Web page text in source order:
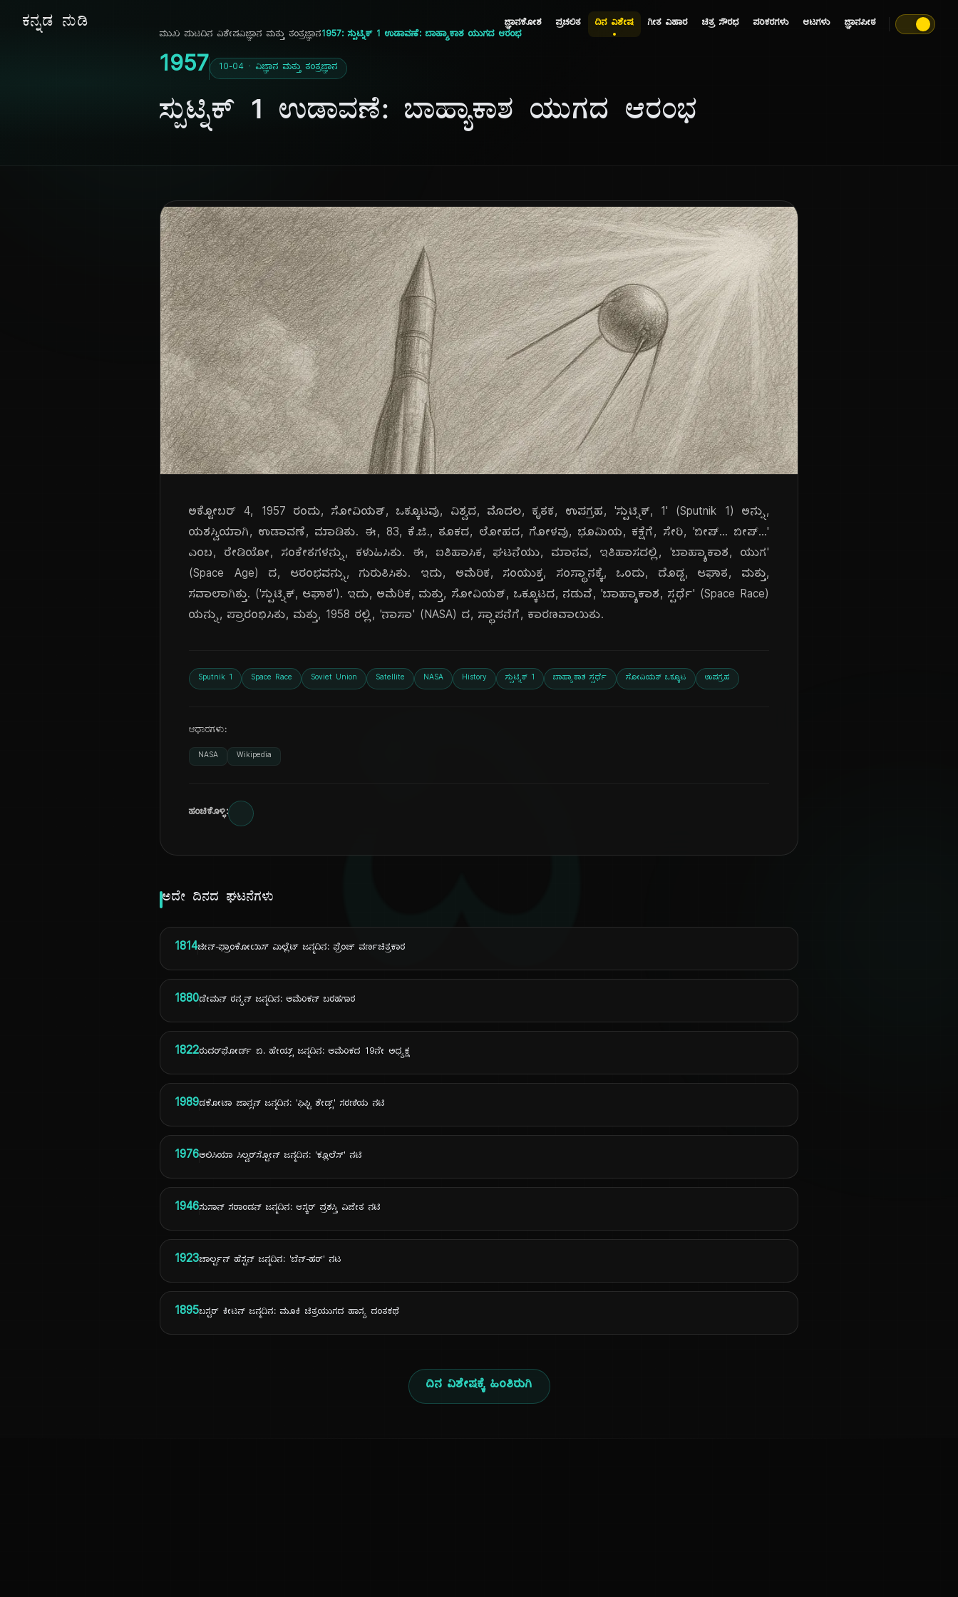
ಕನ್ನಡ ನುಡಿ ಜ್ಞಾನಕೋಶ ಪ್ರಚಲಿತ ದಿನ ವಿಶೇಷ ಗೀತ ವಿಹಾರ ಚಿತ್ರ ಸೌರಭ ಪರಿಕರಗಳು ಆಟಗಳು ಜ್ಞಾನಪೀಠ
ದಿ
ಮುಖ ಪುಟದಿನ ವಿಶೇಷವಿಜ್ಞಾನ ಮತ್ತು ತಂತ್ರಜ್ಞಾನ1957: ಸ್ಪುಟ್ನಿಕ್ 1 ಉಡಾವಣೆ: ಬಾಹ್ಯಾಕಾಶ ಯುಗದ ಆರಂಭ
1957 10-04 · ವಿಜ್ಞಾನ ಮತ್ತು ತಂತ್ರಜ್ಞಾನ
ಸ್ಪುಟ್ನಿಕ್ 1 ಉಡಾವಣೆ: ಬಾಹ್ಯಾಕಾಶ ಯುಗದ ಆರಂಭ
ಅಕ್ಟೋಬರ್ 4, 1957 ರಂದು, ಸೋವಿಯತ್, ಒಕ್ಕೂಟವು, ವಿಶ್ವದ, ಮೊದಲ, ಕೃತಕ, ಉಪಗ್ರಹ, 'ಸ್ಪುಟ್ನಿಕ್, 1' (Sputnik 1) ಅನ್ನು,
ಯಶಸ್ವಿಯಾಗಿ, ಉಡಾವಣೆ, ಮಾಡಿತು. ಈ, 83, ಕೆ.ಜಿ., ತೂಕದ, ಲೋಹದ, ಗೋಳವು, ಭೂಮಿಯ, ಕಕ್ಷೆಗೆ, ಸೇರಿ, 'ಬೀಪ್... ಬೀಪ್...'
ಎಂಬ, ರೇಡಿಯೋ, ಸಂಕೇತಗಳನ್ನು, ಕಳುಹಿಸಿತು. ಈ, ಐತಿಹಾಸಿಕ, ಘಟನೆಯು, ಮಾನವ, ಇತಿಹಾಸದಲ್ಲಿ, 'ಬಾಹ್ಯಾಕಾಶ, ಯುಗ'
(Space Age) ದ, ಆರಂಭವನ್ನು, ಗುರುತಿಸಿತು. ಇದು, ಅಮೆರಿಕ, ಸಂಯುಕ್ತ, ಸಂಸ್ಥಾನಕ್ಕೆ, ಒಂದು, ದೊಡ್ಡ, ಆಘಾತ, ಮತ್ತು,
ಸವಾಲಾಗಿತ್ತು. ('ಸ್ಪುಟ್ನಿಕ್, ಆಘಾತ'). ಇದು, ಅಮೆರಿಕ, ಮತ್ತು, ಸೋವಿಯತ್, ಒಕ್ಕೂಟದ, ನಡುವೆ, 'ಬಾಹ್ಯಾಕಾಶ, ಸ್ಪರ್ಧೆ' (Space Race)
ಯನ್ನು, ಪ್ರಾರಂಭಿಸಿತು, ಮತ್ತು, 1958 ರಲ್ಲಿ, 'ನಾಸಾ' (NASA) ದ, ಸ್ಥಾಪನೆಗೆ, ಕಾರಣವಾಯಿತು.
Sputnik 1 Space Race Soviet Union Satellite NASA History ಸ್ಪುಟ್ನಿಕ್ 1 ಬಾಹ್ಯಾಕಾಶ ಸ್ಪರ್ಧೆ ಸೋವಿಯತ್ ಒಕ್ಕೂಟ ಉಪಗ್ರಹ
ಆಧಾರಗಳು:
NASA Wikipedia
ಹಂಚಿಕೊಳ್ಳಿ:
ಅದೇ ದಿನದ ಘಟನೆಗಳು
1814ಜೀನ್-ಫ್ರಾಂಕೋಯಿಸ್ ಮಿಲ್ಲೆಟ್ ಜನ್ಮದಿನ: ಫ್ರೆಂಚ್ ವರ್ಣಚಿತ್ರಕಾರ
1880ಡೇಮನ್ ರನ್ಯನ್ ಜನ್ಮದಿನ: ಅಮೆರಿಕನ್ ಬರಹಗಾರ
1822ರುದರ್‌ಫೋರ್ಡ್ ಬಿ. ಹೇಯ್ಸ್ ಜನ್ಮದಿನ: ಅಮೆರಿಕದ 19ನೇ ಅಧ್ಯಕ್ಷ
1989ಡಕೋಟಾ ಜಾನ್ಸನ್ ಜನ್ಮದಿನ: 'ಫಿಫ್ಟಿ ಶೇಡ್ಸ್' ಸರಣಿಯ ನಟಿ
1976ಅಲಿಸಿಯಾ ಸಿಲ್ವರ್‌ಸ್ಟೋನ್ ಜನ್ಮದಿನ: 'ಕ್ಲೂಲೆಸ್' ನಟಿ
1946ಸುಸಾನ್ ಸರಾಂಡನ್ ಜನ್ಮದಿನ: ಆಸ್ಕರ್ ಪ್ರಶಸ್ತಿ ವಿಜೇತ ನಟಿ
1923ಚಾರ್ಲ್ಟನ್ ಹೆಸ್ಟನ್ ಜನ್ಮದಿನ: 'ಬೆನ್-ಹರ್' ನಟ
1895ಬಸ್ಟರ್ ಕೀಟನ್ ಜನ್ಮದಿನ: ಮೂಕಿ ಚಿತ್ರಯುಗದ ಹಾಸ್ಯ ದಂತಕಥೆ
ದಿನ ವಿಶೇಷಕ್ಕೆ ಹಿಂತಿರುಗಿ